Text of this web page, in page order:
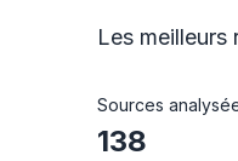
Les meilleurs
Sources
138